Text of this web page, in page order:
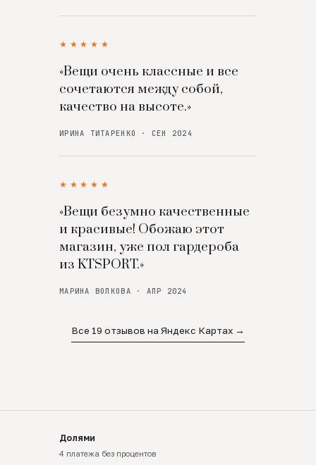
★★★★★
«Вещи очень классные и все
сочетаются между собой,
качество на высоте.»
ИРИНА ТИТАРЕНКО · СЕН 2024
★★★★★
«Вещи безумно качественные
и красивые! Обожаю этот
магазин, уже пол гардероба
из KTSPORT.»
МАРИНА ВОЛКОВА · АПР 2024
Все 19 отзывов на Яндекс Картах →
Долями
4 платежа без процентов